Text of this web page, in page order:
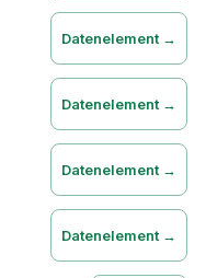
Datenelement →
Datenelement →
Datenelement →
Datenelement →